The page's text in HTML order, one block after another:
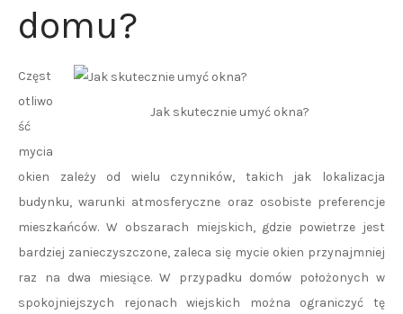
domu?
Jak skutecznie umyć okna?
Częst
otliwo
ść
mycia
okien zależy od wielu czynników, takich jak lokalizacja
budynku, warunki atmosferyczne oraz osobiste preferencje
mieszkańców. W obszarach miejskich, gdzie powietrze jest
bardziej zanieczyszczone, zaleca się mycie okien przynajmniej
raz na dwa miesiące. W przypadku domów położonych w
spokojniejszych rejonach wiejskich można ograniczyć tę